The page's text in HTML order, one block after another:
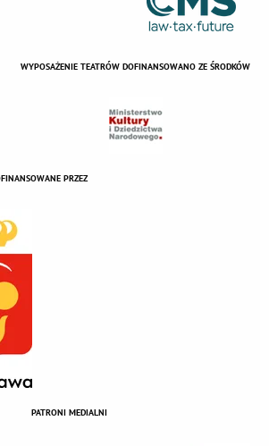
WYPOSAŻENIE TEATRÓW DOFINANSOWANO ZE ŚRODKÓW
PRZEZ
PATRONI MEDIALNI